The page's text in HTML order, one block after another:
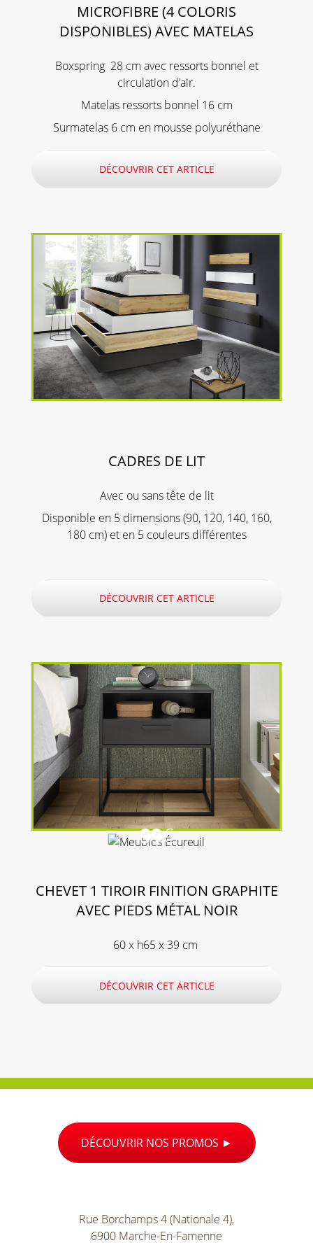
MICROFIBRE (4 COLORIS
DISPONIBLES) AVEC MATELAS
Boxspring 28 cm avec ressorts bonnel et
circulation d’air.
Matelas ressorts bonnel 16 cm
Surmatelas 6 cm en mousse polyuréthane
DÉCOUVRIR CET ARTICLE
CADRES DE LIT
Avec ou sans tête de lit
Disponible en 5 dimensions (90, 120, 140, 160,
180 cm) et en 5 couleurs différentes
DÉCOUVRIR CET ARTICLE
99€
CHEVET 1 TIROIR FINITION GRAPHITE
AVEC PIEDS MÉTAL NOIR
60 x h65 x 39 cm
DÉCOUVRIR CET ARTICLE
DÉCOUVRIR NOS PROMOS
Rue Borchamps 4 (Nationale 4),
6900 Marche-En-Famenne